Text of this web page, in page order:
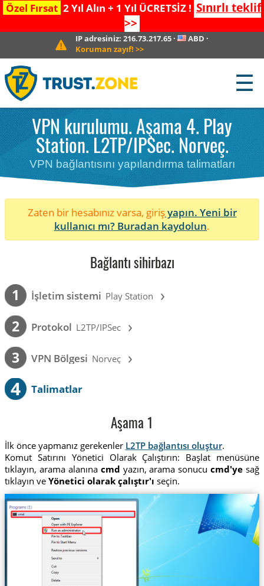
Özel Fırsat 2 Yıl Alın + 1 Yıl ÜCRETSİZ ! Sınırlı teklif
>>
IP adresiniz: 216.73.217.65· ABD ·
Koruman zayıf! >>
☰
VPN kurulumu. Aşama 4. Play
Station. L2TP/IPSec. Norveç.
VPN bağlantısını yapılandırma talimatları
Zaten bir hesabınız varsa, girişyapın. Yeni bir
kullanıcı mı? Buradan kaydolun.
Bağlantı sihirbazı
1 İşletim sistemi Play Station ›
2 Protokol L2TP/IPSec ›
3 VPN Bölgesi Norveç ›
4 Talimatlar
Aşama 1
İlk önce yapmanız gerekenler L2TP bağlantısı oluştur.
Komut Satırını Yönetici Olarak Çalıştırın: Başlat menüsüne
tıklayın, arama alanına cmd yazın, arama sonucucmd'ye sağ
tıklayın ve Yönetici olarak çalıştır'ı seçin.